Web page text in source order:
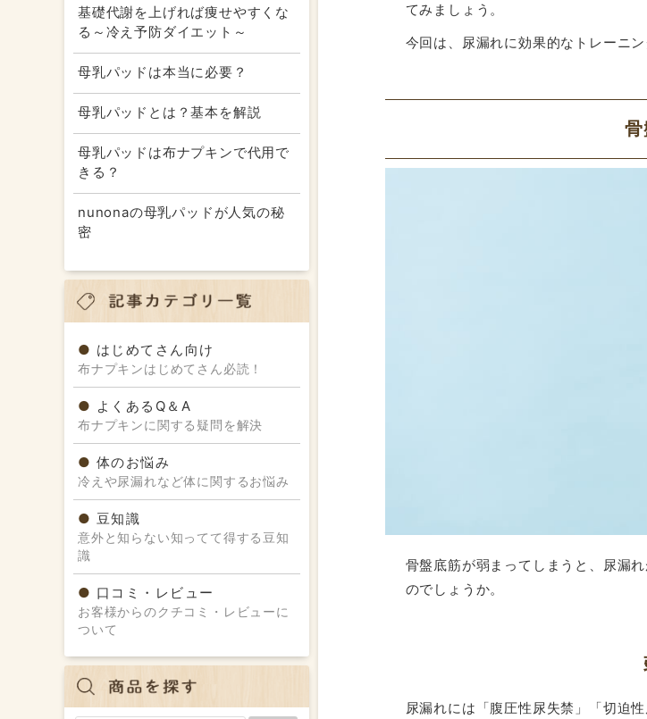
てみましょう。
今回は、尿漏れに効果的なトレーニ
骨盤底筋が弱まってしまうと、尿漏
のでしょうか。
尿漏れには「腹圧性尿失禁」「切迫
基礎代謝を上げれば痩せやすくな
る～冷え予防ダイエット～
母乳パッドは本当に必要？
母乳パッドとは？基本を解説
母乳パッドは布ナプキンで代用で
きる？
nunonaの母乳パッドが人気の秘
密
はじめてさん向け
布ナプキンはじめてさん必読！
よくあるQ＆A
布ナプキンに関する疑問を解決
体のお悩み
冷えや尿漏れなど体に関するお悩み
豆知識
意外と知らない知ってて得する豆知
識
口コミ・レビュー
お客様からのクチコミ・レビューに
ついて